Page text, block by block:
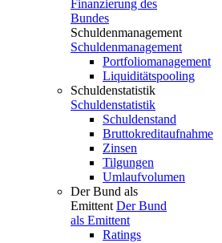
Finanzierung des
Bundes
Schuldenmanagement
Schuldenmanagement
Portfoliomanagement
Liquiditätspooling
Schuldenstatistik
Schuldenstatistik
Schuldenstand
Bruttokreditaufnahme
Zinsen
Tilgungen
Umlaufvolumen
Der Bund als
Emittent Der Bund
als Emittent
Ratings